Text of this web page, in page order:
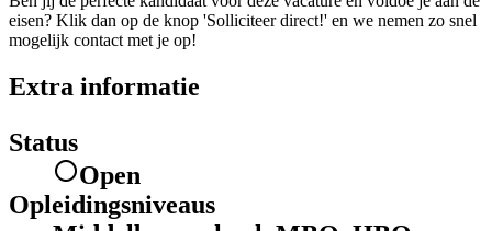
eisen? Klik dan op de knop 'Solliciteer direct!' en we nemen zo snel
mogelijk contact met je op!
Extra informatie
Status
Open
Opleidingsniveaus